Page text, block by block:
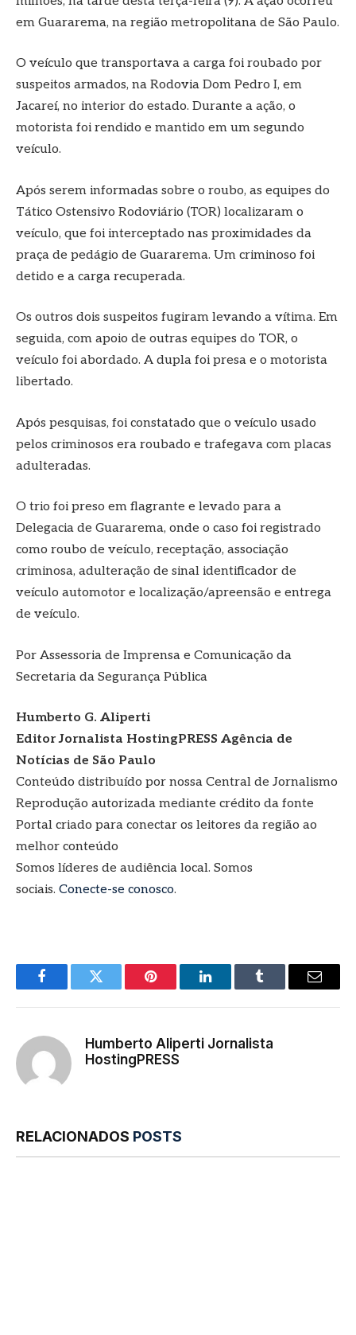
em Guararema, na região metropolitana de São Paulo.
O veículo que transportava a carga foi roubado por
suspeitos armados, na Rodovia Dom Pedro I, em
Jacareí, no interior do estado. Durante a ação, o
motorista foi rendido e mantido em um segundo
veículo.
Após serem informadas sobre o roubo, as equipes do
Tático Ostensivo Rodoviário (TOR) localizaram o
veículo, que foi interceptado nas proximidades da
praça de pedágio de Guararema. Um criminoso foi
detido e a carga recuperada.
Os outros dois suspeitos fugiram levando a vítima. Em
seguida, com apoio de outras equipes do TOR, o
veículo foi abordado. A dupla foi presa e o motorista
libertado.
Após pesquisas, foi constatado que o veículo usado
pelos criminosos era roubado e trafegava com placas
adulteradas.
O trio foi preso em flagrante e levado para a
Delegacia de Guararema, onde o caso foi registrado
como roubo de veículo, receptação, associação
criminosa, adulteração de sinal identificador de
veículo automotor e localização/apreensão e entrega
de veículo.
Por Assessoria de Imprensa e Comunicação da
Secretaria da Segurança Pública
Humberto G. Aliperti
Editor Jornalista HostingPRESS Agência de
Notícias de São Paulo
Conteúdo distribuído por nossa Central de Jornalismo
Reprodução autorizada mediante crédito da fonte
Portal criado para conectar os leitores da região ao
melhor conteúdo
Somos líderes de audiência local. Somos
sociais. Conecte-se conosco.
FacebookTwitter Pinterest LinkedInTumblr
E-
Humberto Aliperti Jornalista
HostingPRESS
RELACIONADOS POSTS